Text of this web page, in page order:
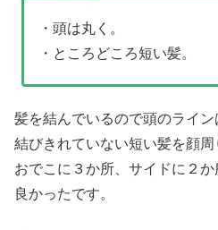
・頭は丸く。
・ところどころ短い髪。
髪を結んでいるので頭のライン
結びきれていない短い髪を顔周
おでこに３か所、サイドに２
良かったです。